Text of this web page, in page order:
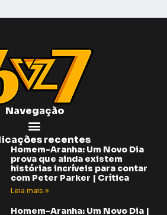
Navegação
recentes
Homem-Aranha: Um Novo Dia
prova que ainda existem
histórias incríveis para contar
com Peter Parker | Crítica
Leia mais »
Homem-Aranha: Um Novo Dia |